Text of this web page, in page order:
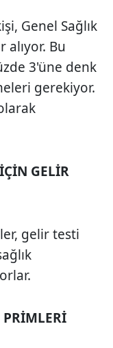
Genel Sağlık
alıyor. Bu
3'üne denk
gerekiyor.
GELİR
gelir testi
PRİMLERİ